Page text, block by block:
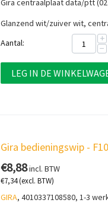
Gira centraalplaat data/ptt
Glanzend wit/zuiver wit,
Aantal:
+
−
LEG IN DE
Gira bedieningswip -
€8,88incl. BTW
€7,34(excl. BTW)
GIRA, 4010337108580, 1-3